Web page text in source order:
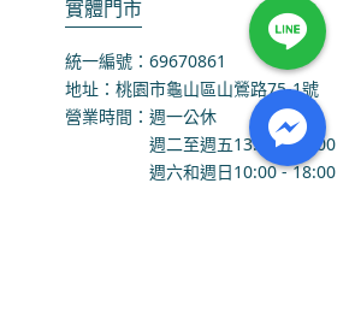
實體門市
統一編號：69670861
地址：桃園市龜山區山鶯路75-1號
營業時間：週一公休
週二至週五13:00 - 18:00
週六和週日10:00 - 18:00